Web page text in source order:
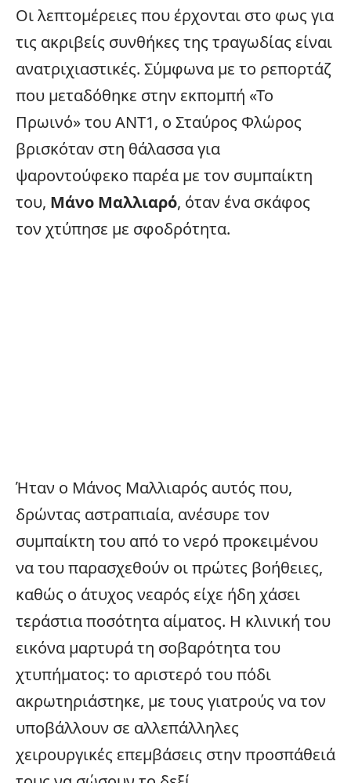
Οι λεπτομέρειες που έρχονται στο φως για
τις ακριβείς συνθήκες της τραγωδίας είναι
ανατριχιαστικές. Σύμφωνα με το ρεπορτάζ
που μεταδόθηκε στην εκπομπή «Το
Πρωινό» του ΑΝΤ1, ο Σταύρος Φλώρος
βρισκόταν στη θάλασσα για
ψαροντούφεκο παρέα με τον συμπαίκτη
του, Μάνο Μαλλιαρό, όταν ένα σκάφος
τον χτύπησε με σφοδρότητα.
Ήταν ο Μάνος Μαλλιαρός αυτός που,
δρώντας αστραπιαία, ανέσυρε τον
συμπαίκτη του από το νερό προκειμένου
να του παρασχεθούν οι πρώτες βοήθειες,
καθώς ο άτυχος νεαρός είχε ήδη χάσει
τεράστια ποσότητα αίματος. Η κλινική του
εικόνα μαρτυρά τη σοβαρότητα του
χτυπήματος: το αριστερό του πόδι
ακρωτηριάστηκε, με τους γιατρούς να τον
υποβάλλουν σε αλλεπάλληλες
χειρουργικές επεμβάσεις στην προσπάθειά